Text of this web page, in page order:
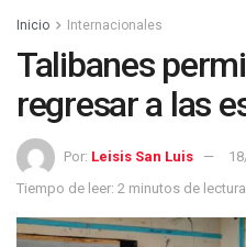
Inicio Internacionales
Talibanes
regresar a las
Por: Leisis San Luis
Tiempo de leer: 2 minutos de lectura